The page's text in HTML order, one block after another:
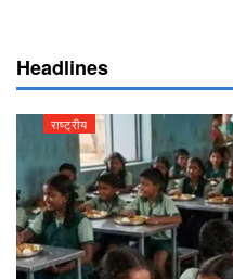
Headlines
राष्ट्रीय